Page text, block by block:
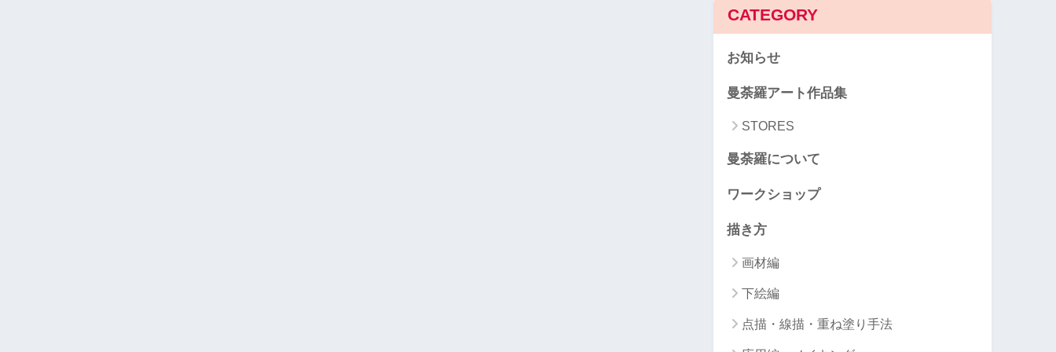
CATEGORY
お知らせ
曼荼羅アート作品集
STORES
曼荼羅について
ワークショップ
描き方
画材編
下絵編
点描・線描・重ね塗り手法